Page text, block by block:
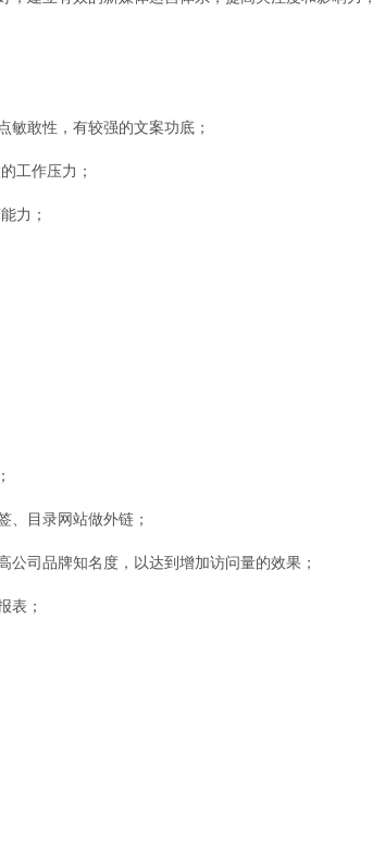
敢性，有较强的文案功底；
工作压力；
力；
目录网站做外链；
司品牌知名度，以达到增加访问量的效果；
表；